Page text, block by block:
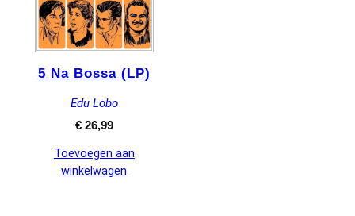
5 Na Bossa (LP)
Edu Lobo
€26,99
Toevoegen aan
winkelwagen